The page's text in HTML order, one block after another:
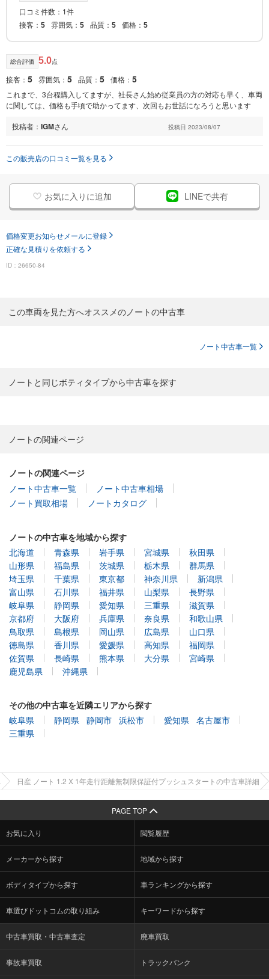
口コミ件数：1件
接客： 5 雰囲気： 5 品質： 5 価格： 5
総合評価 5.0点
接客： 5 雰囲気： 5 品質： 5 価格： 5
これまで、3台程購入してますが、社長さん始め従業員の方の対応も早く、車両
に関しては、価格も手頃で助かってます、次回もお世話になろうと思います
投稿者： IGMさん 投稿日 2023/08/07
この販売店の口コミ一覧を見る
お気に入りに追加 LINEで共有
価格変更お知らせメールに登録
正確な見積りを依頼する
ID：26650-84
この車両を見た方へオススメのノートの中古車
ノート中古車一覧
ノートと同じボティタイプから中古車を探す
ノートの関連ページ
ノートの関連ページ
ノート中古車一覧
ノート中古車相場
ノート買取相場
ノートカタログ
ノートの中古車を地域から探す
北海道
青森県 岩手県 宮城県
秋田県
山形県
福島県 茨城県 栃木県
群馬県
埼玉県
千葉県 東京都 神奈川県
新潟県
富山県
石川県 福井県 山梨県
長野県
岐阜県
静岡県 愛知県 三重県
滋賀県
京都府
大阪府 兵庫県 奈良県
和歌山県
鳥取県
島根県 岡山県 広島県
山口県
徳島県
香川県 愛媛県 高知県
福岡県
佐賀県
長崎県 熊本県 大分県
宮崎県
鹿児島県
沖縄県
その他の中古車を近隣エリアから探す
岐阜県
静岡県 静岡市 浜松市 愛知県
名古屋市
三重県
日産 ノート 1.2 X 1年走行距離無制限保証付プッシュスタートの中古車詳細
PAGE TOP
お気に入り 閲覧履歴
メーカーから探す 地域から探す
ボディタイプから探す 車ランキングから探す
車選びドットコムの取り組み キーワードから探す
中古車買取・中古車査定 廃車買取
事故車買取 トラックバンク